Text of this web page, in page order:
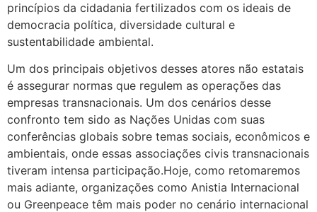
princípios da cidadania fertilizados com os ideais de
democracia política, diversidade cultural e
sustentabilidade ambiental.
Um dos principais objetivos desses atores não estatais
é assegurar normas que regulem as operações das
empresas transnacionais. Um dos cenários desse
confronto tem sido as Nações Unidas com suas
conferências globais sobre temas sociais, econômicos e
ambientais, onde essas associações civis transnacionais
tiveram intensa participação.Hoje, como retomaremos
mais adiante, organizações como Anistia Internacional
ou Greenpeace têm mais poder no cenário internacional